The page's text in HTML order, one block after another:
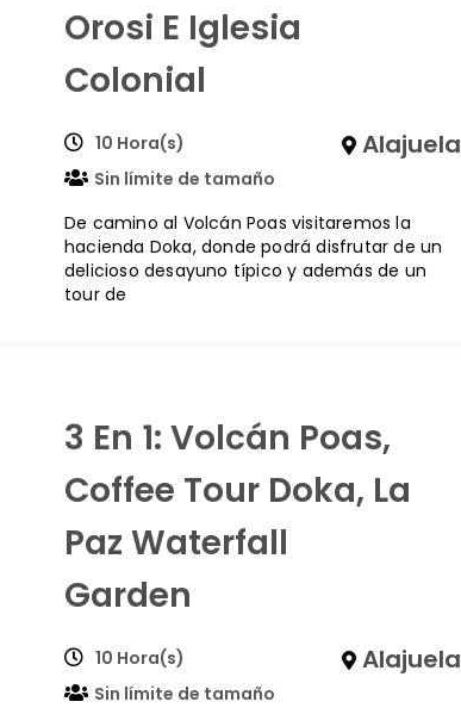
Orosi E Iglesia
Colonial
10 Hora(s) Alajuela
Sin límite de tamaño
De camino al Volcán Poas visitaremos la
hacienda Doka, donde podrá disfrutar de un
delicioso desayuno típico y además de un
tour de
3 En 1: Volcán Poas,
Coffee Tour Doka, La
Paz Waterfall
Garden
10 Hora(s) Alajuela
Sin límite de tamaño